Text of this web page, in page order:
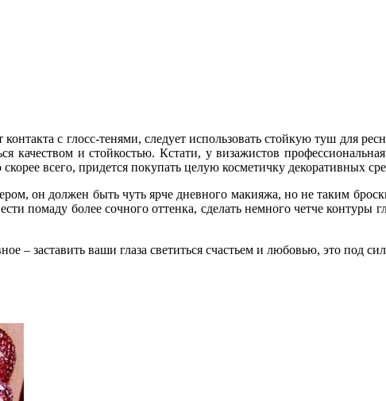
с глосс-тенями, следует использовать стойкую туш для
качеством и стойкостью. Кстати, у визажистов
всего, придется покупать целую косметичку декоративных
он должен быть чуть ярче дневного макияжа, но не таким
помаду более сочного оттенка, сделать немного четче
– заставить ваши глаза светиться счастьем и любовью, это под